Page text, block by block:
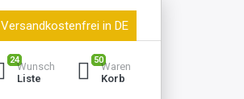
Versandkostenfrei in DE
24
Wunsch
Liste
50
Waren
Korb